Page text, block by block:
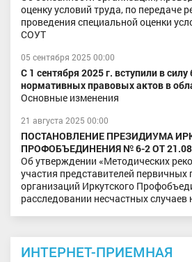
оценку условий труда, по передаче
проведения специальной оценки
СОУТ
05 сентября 2025 00:00
С 1 сентября 2025 г. вступили в силу
нормативных правовых актов в
Основные изменения
21 августа 2025 00:00
ПОСТАНОВЛЕНИЕ ПРЕЗИДИУМА
ПРОФОБЪЕДИНЕНИЯ № 6-2 ОТ
Об утверждении «Методических
участия представителей
организаций Иркутского
расследовании несчастных случаев
ИНТЕРНЕТ-ПРИЕМНАЯ